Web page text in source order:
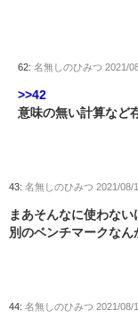
62: 名無しのひみつ 2021/
>>42
意味の無い計算など
43: 名無しのひみつ 2021/08/
まあそんなに使わない
別のベンチマークなん
44: 名無しのひみつ 2021/08/